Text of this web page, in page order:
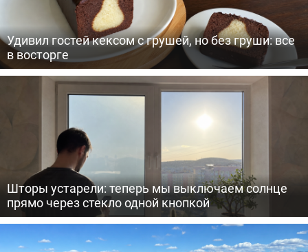
Удивил гостей кексом с грушей, но без груши: все
в восторге
Шторы устарели: теперь мы выключаем солнце
прямо через стекло одной кнопкой